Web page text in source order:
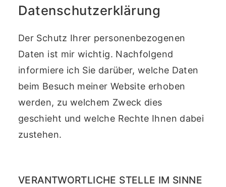
Datenschutzerklärung
Der Schutz Ihrer personenbezogenen
Daten ist mir wichtig. Nachfolgend
informiere ich Sie darüber, welche Daten
beim Besuch meiner Website erhoben
werden, zu welchem Zweck dies
geschieht und welche Rechte Ihnen dabei
zustehen.
VERANTWORTLICHE STELLE IM SINNE